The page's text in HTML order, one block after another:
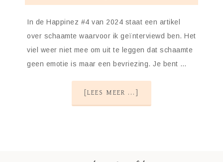
In de Happinez #4 van 2024 staat een artikel
over schaamte waarvoor ik geïnterviewd ben. Het
viel weer niet mee om uit te leggen dat schaamte
geen emotie is maar een bevriezing. Je bent …
[LEES MEER ...]